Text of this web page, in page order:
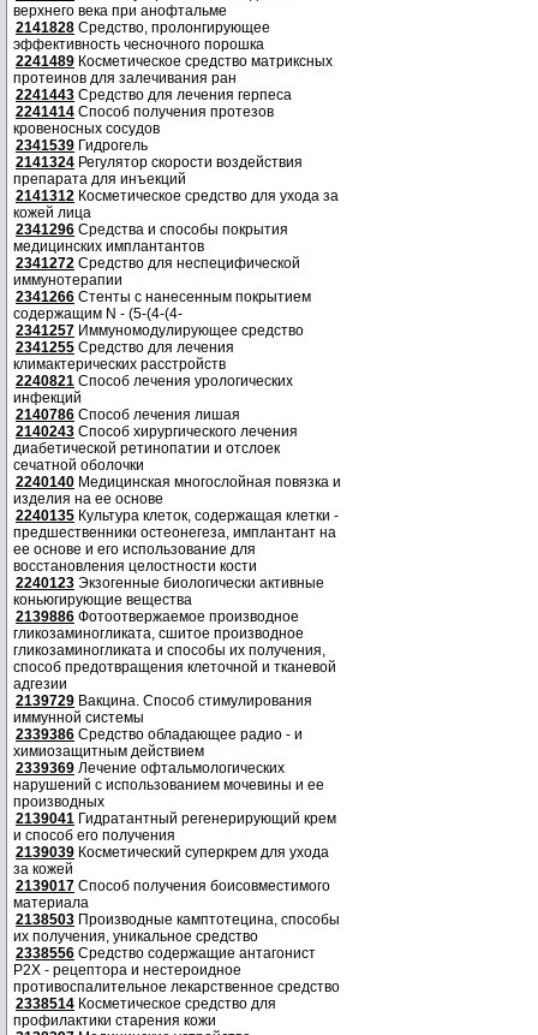
верхнего века при анофтальме
2141828 Средство, пролонгирующее
эффективность чесночного порошка
2241489 Косметическое средство матриксных
протеинов для залечивания ран
2241443 Средство для лечения герпеса
2241414 Способ получения протезов
кровеносных сосудов
2341539 Гидрогель
2141324 Регулятор скорости воздействия
препарата для инъекций
2141312 Косметическое средство для ухода за
кожей лица
2341296 Средства и способы покрытия
медицинских имплантантов
2341272 Средство для неспецифической
иммунотерапии
2341266 Стенты с нанесенным покрытием
содержащим N - (5-(4-(4-
2341257 Иммуномодулирующее средство
2341255 Средство для лечения
климактерических расстройств
2240821 Способ лечения урологических
инфекций
2140786 Способ лечения лишая
2140243 Способ хирургического лечения
диабетической ретинопатии и отслоек
сечатной оболочки
2240140 Медицинская многослойная повязка и
изделия на ее основе
2240135 Культура клеток, содержащая клетки -
предшественники остеонегеза, имплантант на
ее основе и его использование для
восстановления целостности кости
2240123 Экзогенные биологически активные
коньюгирующие вещества
2139886 Фотоотвержаемое производное
гликозаминогликата, сшитое производное
гликозаминогликата и способы их получения,
способ предотвращения клеточной и тканевой
адгезии
2139729 Вакцина. Способ стимулирования
иммунной системы
2339386 Средство обладающее радио - и
химиозащитным действием
2339369 Лечение офтальмологических
нарушений с использованием мочевины и ее
производных
2139041 Гидратантный регенерирующий крем
и способ его получения
2139039 Косметический суперкрем для ухода
за кожей
2139017 Способ получения боисовместимого
материала
2138503 Производные камптотецина, способы
их получения, уникальное средство
2338556 Средство содержащие антагонист
Р2Х - рецептора и нестероидное
противоспалительное лекарственное средство
2338514 Косметическое средство для
профилактики старения кожи